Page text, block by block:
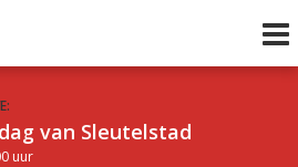
van Sleutelstad
uur